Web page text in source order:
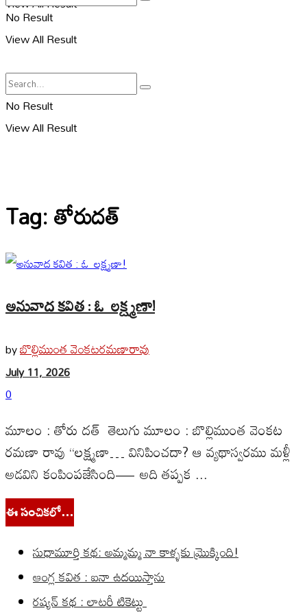
No Result
View All Result
No Result
View All Result
Tag:తోరుదత్
అనువాద కవిత : ఓ లక్ష్మణా!
byబొల్లిముంత వెంకటరమణారావు
July 11, 2026
0
మూలం : తోరు దత్ తెలుగు మూలం : బొల్లిముంత వెంకట
రమణా రావు “లక్ష్మణా… వినిపించదా? ఆ వ్యథాస్వరము మళ్లీ
అడవిని కంపింపజేసింది— అది తప్పక ...
ఈ సంచికలో…
సుధామూర్తి కథ: అమ్మమ్మ నా కాళ్ళకు మ్రొక్కింది!
ఆంగ్ల కవిత : ఐనా ఉదయిస్తాను
రష్యన్ కథ : లాటరీ టికెట్టు